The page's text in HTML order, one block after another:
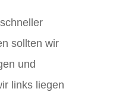
sollten wir
und
links liegen